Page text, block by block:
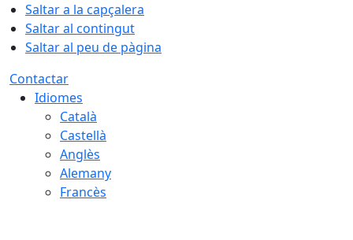
Saltar a la capçalera
Saltar al contingut
Saltar al peu de pàgina
Contactar
Idiomes
Català
Castellà
Anglès
Alemany
Francès